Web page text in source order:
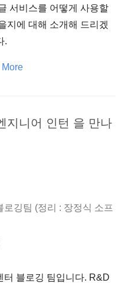
서비스를 어떻게 사용할
지에 대해 소개해 드리겠
.
More
지니어 인턴 을 만나
깅팀 (정리 : 장정식 소프
블로깅 팀입니다. R&D